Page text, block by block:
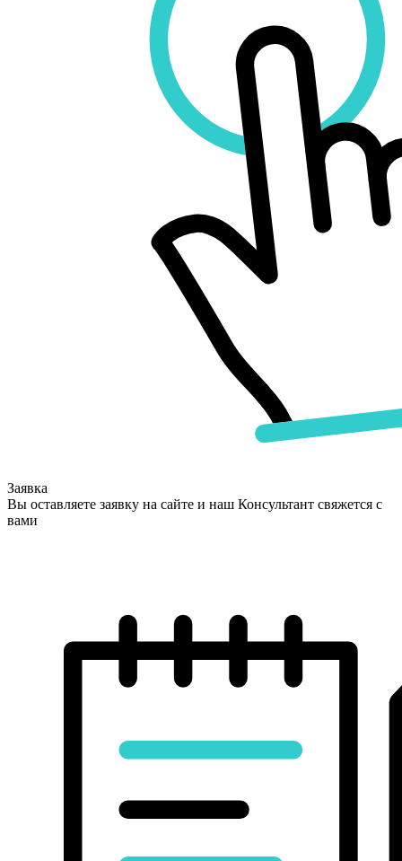
Заявка
Вы оставляете заявку на сайте и наш Консультант свяжется с
вами